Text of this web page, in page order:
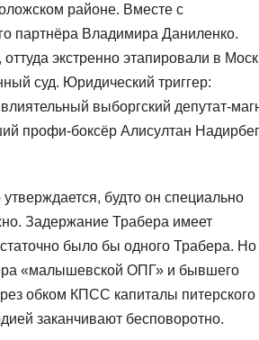
районе. Вместе с
партнёра Владимира Даниленко.
экстренно этапировали в
суд. Юридический триггер:
выборгский депутат-
профи-боксёр Алисултан
будто он специально
Задержание Трабера имеет
было бы одного Трабера. Но
«малышевской ОПГ» и бывшего
обком КПСС капиталы питерского
заканчивают бесповоротно.